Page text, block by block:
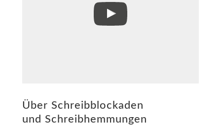
Über Schreibblockaden
und Schreibhemmungen